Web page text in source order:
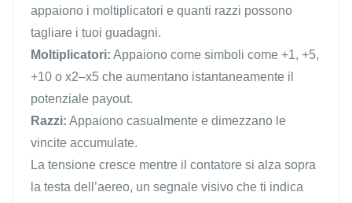
appaiono i moltiplicatori e quanti razzi possono
tagliare i tuoi guadagni.
Moltiplicatori: Appaiono come simboli come +1, +5,
+10 o x2–x5 che aumentano istantaneamente il
potenziale payout.
Razzi: Appaiono casualmente e dimezzano le
vincite accumulate.
La tensione cresce mentre il contatore si alza sopra
la testa dell’aereo, un segnale visivo che ti indica